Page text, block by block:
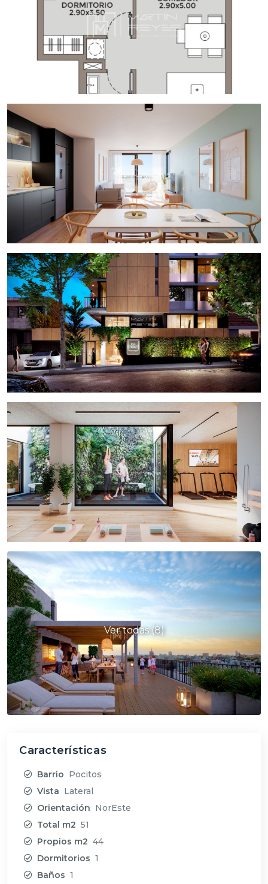
Ver todas (8)
Características
Barrio Pocitos
Vista Lateral
Orientación NorEste
Total m2 51
Propios m2 44
Dormitorios 1
Baños 1